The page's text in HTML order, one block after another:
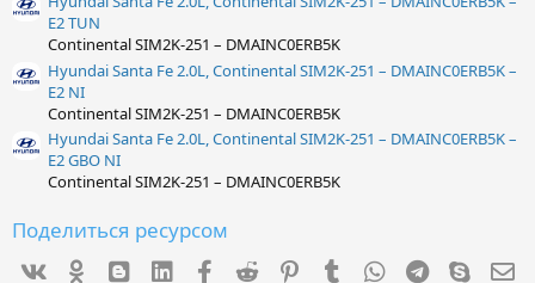
E2 TUN
Continental SIM2K-251 – DMAINC0ERB5K
Hyundai Santa Fe 2.0L, Continental SIM2K-251 – DMAINC0ERB5K –
E2 NI
Continental SIM2K-251 – DMAINC0ERB5K
Hyundai Santa Fe 2.0L, Continental SIM2K-251 – DMAINC0ERB5K –
E2 GBO NI
Continental SIM2K-251 – DMAINC0ERB5K
Поделиться ресурсом
Ok mes_blogger
Linked InFacebook
Reddit PinterestTumblr WhatsAppTelegram
Skype